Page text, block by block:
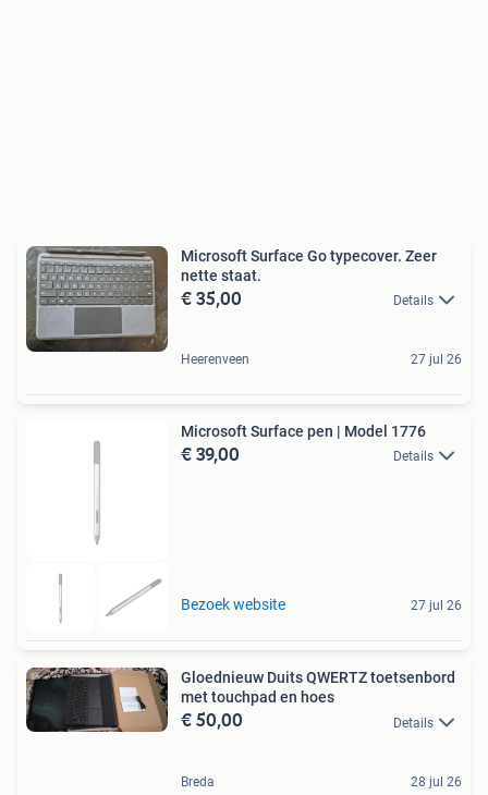
Microsoft Surface Go typecover. Zeer
nette staat.
€ 35,00 Details
Heerenveen 27 jul 26
Microsoft Surface pen | Model 1776
€ 39,00 Details
Bezoek website 27 jul 26
Gloednieuw Duits QWERTZ toetsenbord
met touchpad en hoes
€ 50,00 Details
Breda 28 jul 26